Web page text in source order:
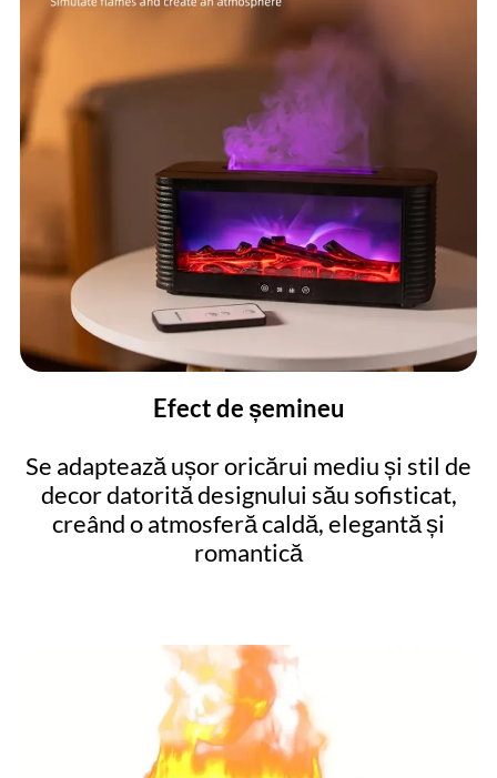
Efect de șemineu
Se adaptează ușor oricărui mediu și stil de
decor datorită designului său sofisticat,
creând o atmosferă caldă, elegantă și
romantică